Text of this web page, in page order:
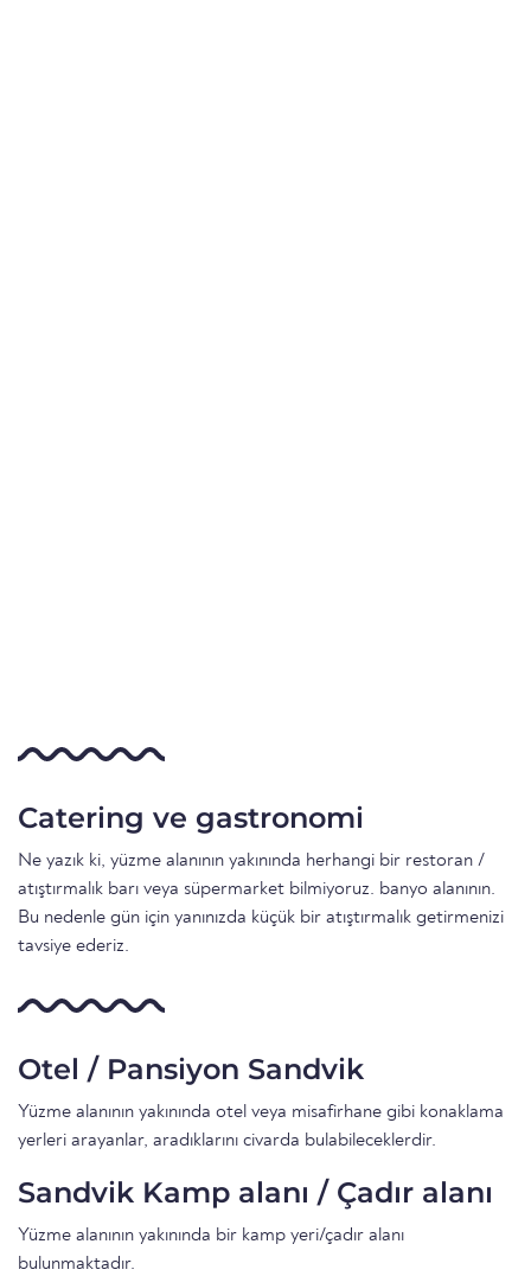
Catering ve gastronomi
Ne yazık ki, yüzme alanının yakınında herhangi bir restoran /
atıştırmalık barı veya süpermarket bilmiyoruz. banyo alanının.
Bu nedenle gün için yanınızda küçük bir atıştırmalık getirmenizi
tavsiye ederiz.
Otel / Pansiyon Sandvik
Yüzme alanının yakınında otel veya misafirhane gibi konaklama
yerleri arayanlar, aradıklarını civarda bulabileceklerdir.
Sandvik Kamp alanı / Çadır alanı
Yüzme alanının yakınında bir kamp yeri/çadır alanı
bulunmaktadır.